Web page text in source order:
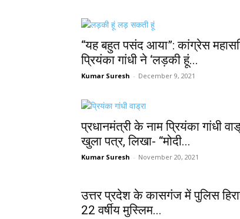
“यह बहुत पसंद आया”: कांग्रेस
प्रियंका गांधी ने ‘लड़की हूं...
Kumar Suresh - December 9, 2021
प्रधानमंत्री के नाम प्रियंका गांधी
खुला पत्र, लिखा- “मोदी...
Kumar Suresh - November 20, 2021
उत्तर प्रदेश के कासगंज में पुलिस
22 वर्षीय मुस्लिम...